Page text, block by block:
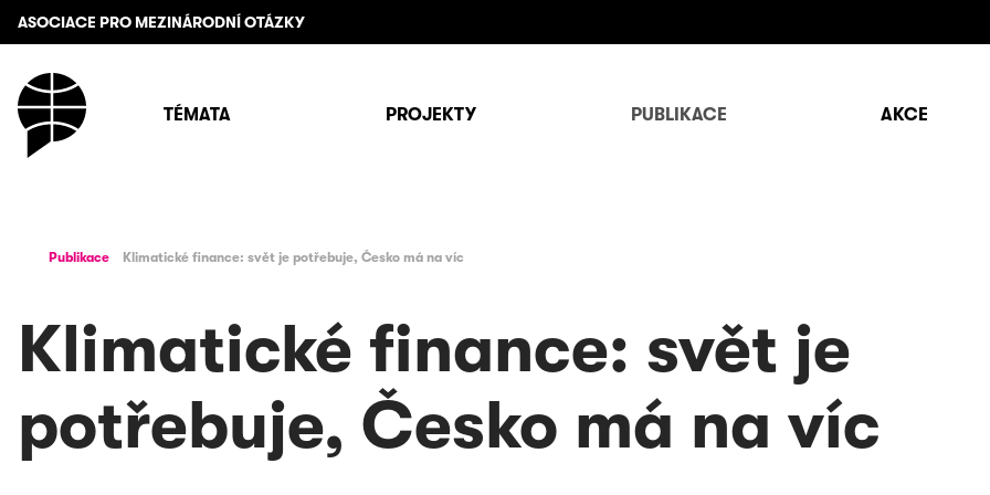
ASOCIACE PRO MEZINÁRODNÍ OTÁZKY
TÉMATA PROJEKTY PUBLIKACE AKCE
Publikace Klimatické finance: svět je potřebuje, Česko má na víc
Klimatické finance: svět je
potřebuje, Česko má na víc